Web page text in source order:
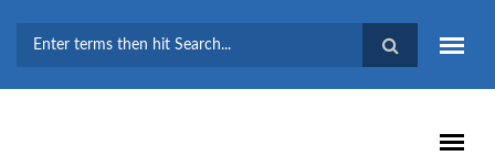
BÚSQUEDA